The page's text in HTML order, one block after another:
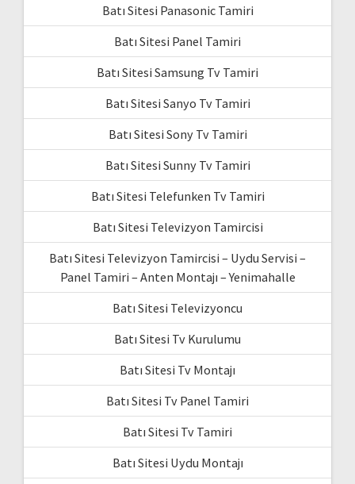
Batı Sitesi Panasonic Tamiri
Batı Sitesi Panel Tamiri
Batı Sitesi Samsung Tv Tamiri
Batı Sitesi Sanyo Tv Tamiri
Batı Sitesi Sony Tv Tamiri
Batı Sitesi Sunny Tv Tamiri
Batı Sitesi Telefunken Tv Tamiri
Batı Sitesi Televizyon Tamircisi
Batı Sitesi Televizyon Tamircisi – Uydu Servisi –
Panel Tamiri – Anten Montajı – Yenimahalle
Batı Sitesi Televizyoncu
Batı Sitesi Tv Kurulumu
Batı Sitesi Tv Montajı
Batı Sitesi Tv Panel Tamiri
Batı Sitesi Tv Tamiri
Batı Sitesi Uydu Montajı